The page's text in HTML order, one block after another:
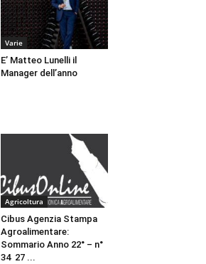
Varie
E’ Matteo Lunelli il
Manager dell’anno
Agricoltura
Cibus Agenzia Stampa
Agroalimentare:
Sommario Anno 22° – n°
34 27 ...